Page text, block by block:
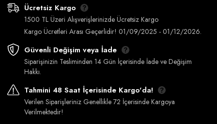
Ücretsiz Kargo
1500 TL Üzeri Alışverişlerinizde Ücretsiz Kargo
Kargo Ücretleri Arası Geçerlidir! 01/09/2025 - 01/12/2026.
Güvenli Değişim veya İade
Siparişinizin Tesliminden 14 Gün İçerisinde İade ve Değişim
Hakkı.
Tahmini 48 Saat İçerisinde Kargo'da!
Verilen Siparişleriniz Genellikle 72 İçerisinde Kargoya
Verilmektedir!